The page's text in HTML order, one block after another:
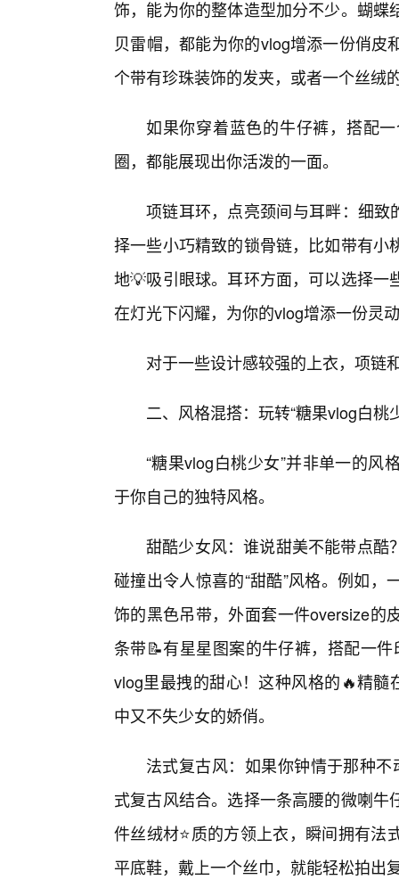
饰，能为你的整体造型加分不少。蝴
贝雷帽，都能为你的vlog增添一份俏
个带有珍珠装饰的发夹，或者一个丝绒
如果你穿着蓝色的牛仔裤，搭配
圈，都能展现出你活泼的一面。
项链耳环，点亮颈间与耳畔：细
择一些小巧精致的锁骨链，比如带有
地💡吸引眼球。耳环方面，可以选择
在灯光下闪耀，为你的vlog增添一份灵
对于一些设计感较强的上衣，项链
二、风格混搭：玩转“糖果vlog白桃
“糖果vlog白桃少女”并非单一的风
于你自己的独特风格。
甜酷少女风：谁说甜美不能带点酷
碰撞出令人惊喜的“甜酷”风格。例如
饰的黑色吊带，外面套一件oversize的
条带📝有星星图案的牛仔裤，搭配一
vlog里最拽的甜心！这种风格的🔥精髓
中又不失少女的娇俏。
法式复古风：如果你钟情于那种
式复古风结合。选择一条高腰的微喇
件丝绒材⭐质的方领上衣，瞬间拥有
平底鞋，戴上一个丝巾，就能轻松拍出